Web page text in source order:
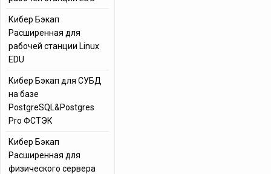
Кибер Бэкап
Расширенная для
рабочей станции Linux
EDU
Кибер Бэкап для СУБД
на базе
PostgreSQL&Postgres
Pro ФСТЭК
Кибер Бэкап
Расширенная для
физического сервера